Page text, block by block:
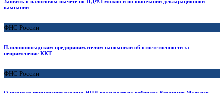
Заявить о налоговом вычете по НДФЛ можно и по окончании декларационной
кампании
ФНС России
Павловопосадским предпринимателям напомнили об ответственности за
неприменение ККТ
ФНС России